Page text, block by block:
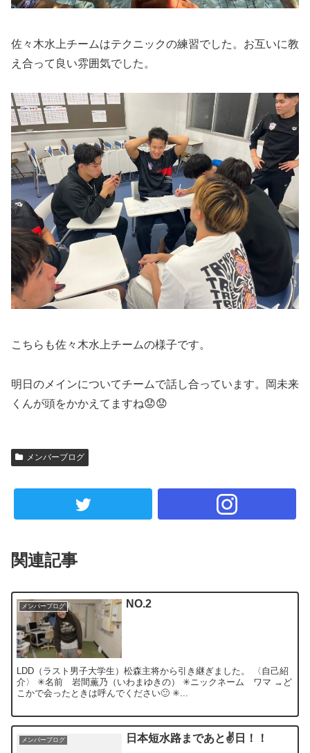
佐々木水上チームはテクニックの練習でした。お互いに教
え合って 良い雰囲気でした。
こちらも佐々木水上チームの様子です。
明日のメインについてチームで話し合っています。岡未来
くんが頭をかかえてますね😟😟
メンバーブログ
関連記事
メンバーブログ NO.2
LDD（ラスト男子大学生）松森主将から引き継ぎました。 〈自己紹
介〉 ✳︎名前 岩間薫乃（いわまゆきの） ✳︎ニックネーム ワマ →ど
こかで会ったときは呼んでください🙂 ✳︎...
メンバーブログ 日本短水路まであと✌️日！！